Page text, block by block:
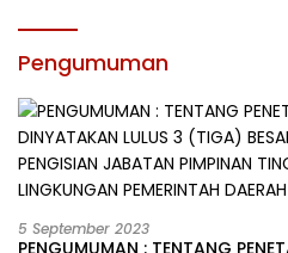
Pengumuman
5 September 2023